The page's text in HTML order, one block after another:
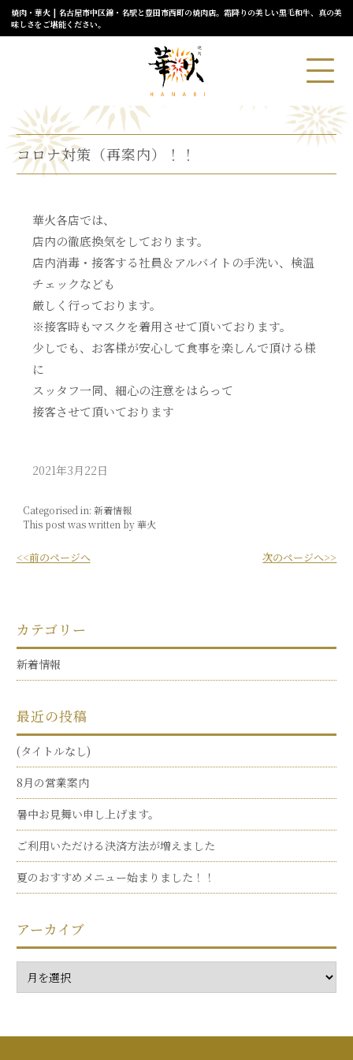
焼肉・華火 | 名古屋市中区錦・名駅と豊田市西町の焼肉店。霜降りの美しい黒毛和牛、真の美
味しさをご堪能ください。
コロナ対策（再案内）！！
華火各店では、
店内の徹底換気をしております。
店内消毒・接客する社員＆アルバイトの手洗い、検温
チェックなども
厳しく行っております。
※接客時もマスクを着用させて頂いております。
少しでも、お客様が安心して食事を楽しんで頂ける様
に
スッタフ一同、細心の注意をはらって
接客させて頂いております
2021年3月22日
Categorised in: 新着情報
This post was written by 華火
<<前のページへ 次のページへ>>
カテゴリー
新着情報
最近の投稿
(タイトルなし)
8月の営業案内
暑中お見舞い申し上げます。
ご利用いただける決済方法が増えました
夏のおすすめメニュー始まりました！！
アーカイブ